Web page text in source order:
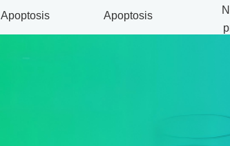
Apoptosis Apoptosis